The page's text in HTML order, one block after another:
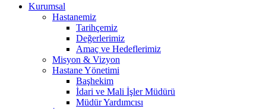
Kurumsal
Hastanemiz
Tarihçemiz
Değerlerimiz
Amaç ve Hedeflerimiz
Misyon & Vizyon
Hastane Yönetimi
Başhekim
İdari ve Mali İşler Müdürü
Müdür Yardımcısı